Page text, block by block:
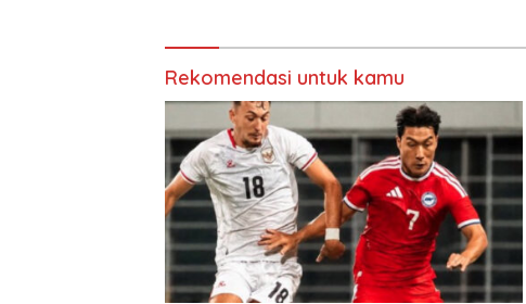
Rekomendasi untuk kamu